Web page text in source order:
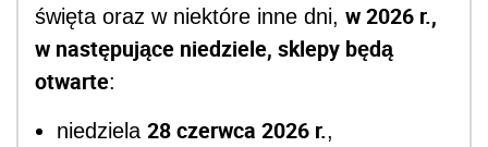
święta oraz w niektóre inne dni, w 2026 r.,
w następujące niedziele, sklepy będą
otwarte:
niedziela 28 czerwca 2026 r.,